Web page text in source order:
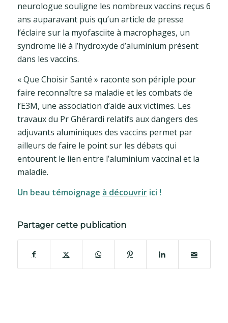
neurologue souligne les nombreux vaccins reçus 6
ans auparavant puis qu’un article de presse
l’éclaire sur la myofasciite à macrophages, un
syndrome lié à l’hydroxyde d’aluminium présent
dans les vaccins.
« Que Choisir Santé » raconte son périple pour
faire reconnaître sa maladie et les combats de
l’E3M, une association d’aide aux victimes. Les
travaux du Pr Ghérardi relatifs aux dangers des
adjuvants aluminiques des vaccins permet par
ailleurs de faire le point sur les débats qui
entourent le lien entre l’aluminium vaccinal et la
maladie.
Un beau témoignage à découvririci !
Partager cette publication